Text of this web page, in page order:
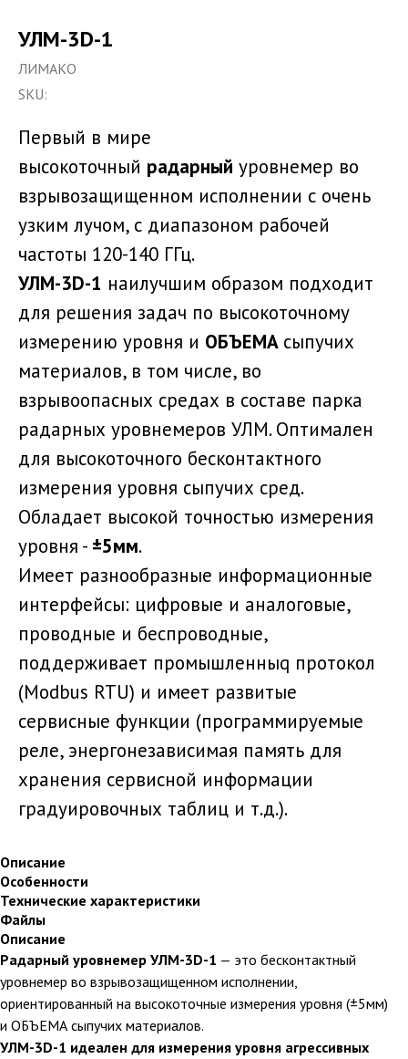
УЛМ-3D-1
ЛИМАКО
SKU:
Первый в мире
высокоточный радарный уровнемер во
взрывозащищенном исполнении с очень
узким лучом, с диапазоном рабочей
частоты 120-140 ГГц.
УЛМ-3D-1 наилучшим образом подходит
для решения задач по высокоточному
измерению уровня и ОБЪЕМА сыпучих
материалов, в том числе, во
взрывоопасных средах в составе парка
радарных уровнемеров УЛМ. Оптимален
для высокоточного бесконтактного
измерения уровня сыпучих сред.
Обладает высокой точностью измерения
уровня - ±5мм.
Имеет разнообразные информационные
интерфейсы: цифровые и аналоговые,
проводные и беспроводные,
поддерживает промышленныq протокол
(Modbus RTU) и имеет развитые
сервисные функции (программируемые
реле, энергонезависимая память для
хранения сервисной информации
градуировочных таблиц и т.д.).
Описание
Особенности
Технические характеристики
Файлы
Описание
Радарный уровнемер УЛМ-3D-1 — это бесконтактный
уровнемер во взрывозащищенном исполнении,
ориентированный на высокоточные измерения уровня (±5мм)
и ОБЪЕМА сыпучих материалов.
УЛМ-3D-1 идеален для измерения уровня агрессивных